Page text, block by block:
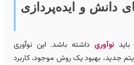
و ایده‌پردازی
نوآوریداشته باشد. این نوآوری
بهبود یک روش موجود، کاربرد